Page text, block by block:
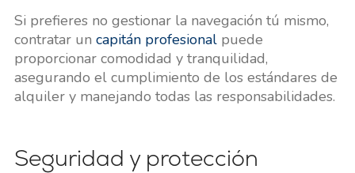
Si prefieres no gestionar la navegación tú mismo,
contratar un capitán profesionalpuede
proporcionar comodidad y tranquilidad,
asegurando el cumplimiento de los estándares de
alquiler y manejando todas las responsabilidades.
Seguridad y protección